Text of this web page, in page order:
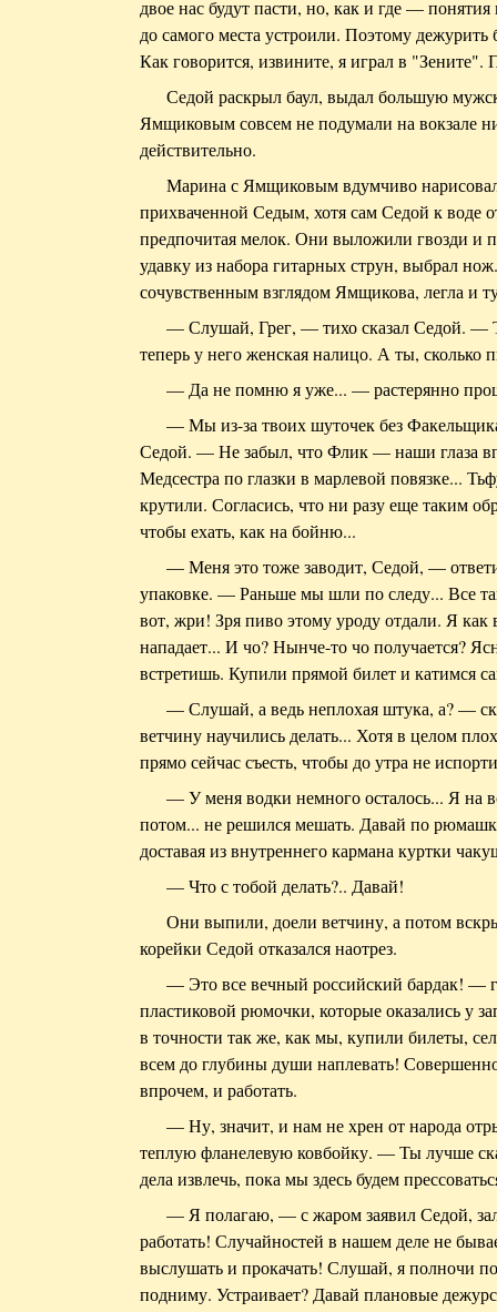
двое нас будут пасти, но, как и где —
до самого места устроили. Поэтому
Как говорится, извините, я играл в
Седой раскрыл баул, выдал большую
Ямщиковым совсем не подумали на вокзале
действительно.
Марина с Ямщиковым вдумчиво
прихваченной Седым, хотя сам Седой к воде
предпочитая мелок. Они выложили гвозди и
удавку из набора гитарных струн, выбрал
сочувственным взглядом Ямщикова, легла и
— Слушай, Грег, — тихо сказал Седой. —
теперь у него женская налицо. А ты, сколько
— Да не помню я уже... — растерянно
— Мы из-за твоих шуточек без
Седой. — Не забыл, что Флик — наши глаза
Медсестра по глазки в марлевой повязке...
крутили. Согласись, что ни разу еще таким
чтобы ехать, как на бойню...
— Меня это тоже заводит, Седой, —
упаковке. — Раньше мы шли по следу... Все
вот, жри! Зря пиво этому уроду отдали. Я как
нападает... И чо? Нынче-то чо получается?
встретишь. Купили прямой билет и катимся
— Слушай, а ведь неплохая штука, а? —
ветчину научились делать... Хотя в целом
прямо сейчас съесть, чтобы до утра не
— У меня водки немного осталось... Я на
потом... не решился мешать. Давай по
доставая из внутреннего кармана куртки
— Что с тобой делать?.. Давай!
Они выпили, доели ветчину, а потом
корейки Седой отказался наотрез.
— Это все вечный российский бардак! —
пластиковой рюмочки, которые оказались у
в точности так же, как мы, купили билеты,
всем до глубины души наплевать!
впрочем, и работать.
— Ну, значит, и нам не хрен от народа
теплую фланелевую ковбойку. — Ты лучше
дела извлечь, пока мы здесь будем
— Я полагаю, — с жаром заявил Седой,
работать! Случайностей в нашем деле не
выслушать и прокачать! Слушай, я полночи
подниму. Устраивает? Давай плановые